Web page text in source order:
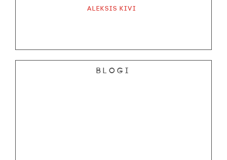
Aleksis Kivi
Blogi